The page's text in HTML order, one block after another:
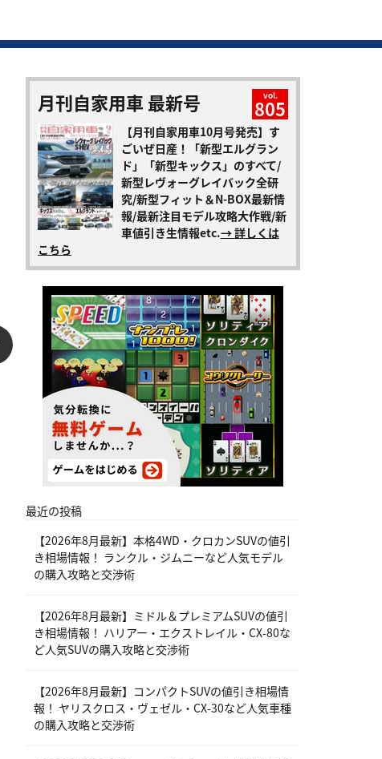
月刊自家用車 最新号 vol.
805
【月刊自家用車10月号発売】す
ごいぜ日産！「新型エルグラン
ド」「新型キックス」のすべて/
新型レヴォーグレイバック全研
究/新型フィット＆N-BOX最新情
報/最新注目モデル攻略大作戦/新
車値引き生情報etc.→ 詳しくは
こちら
最近の投稿
【2026年8月最新】本格4WD・クロカンSUVの値引
き相場情報！ ランクル・ジムニーなど人気モデル
の購入攻略と交渉術
【2026年8月最新】ミドル＆プレミアムSUVの値引
き相場情報！ ハリアー・エクストレイル・CX-80な
ど人気SUVの購入攻略と交渉術
【2026年8月最新】コンパクトSUVの値引き相場情
報！ ヤリスクロス・ヴェゼル・CX-30など人気車種
の購入攻略と交渉術